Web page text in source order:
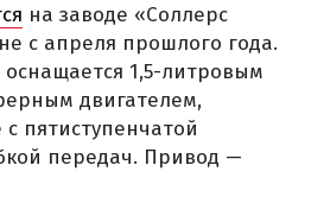
на заводе «Соллерс
с апреля прошлого года.
оснащается 1,5-литровым
двигателем,
пятиступенчатой
передач. Привод —